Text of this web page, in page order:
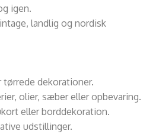
igen.
landlig og nordisk
dekorationer.
olier, sæber eller opbevaring.
eller borddekoration.
udstillinger.